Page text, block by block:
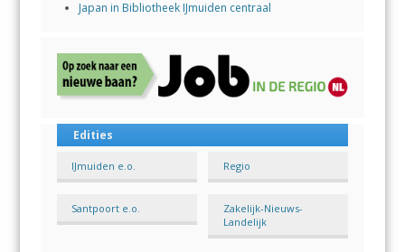
Japan in Bibliotheek IJmuiden centraal
Edities
IJmuiden e.o. Regio
Santpoort e.o.
Zakelijk-Nieuws-
Landelijk